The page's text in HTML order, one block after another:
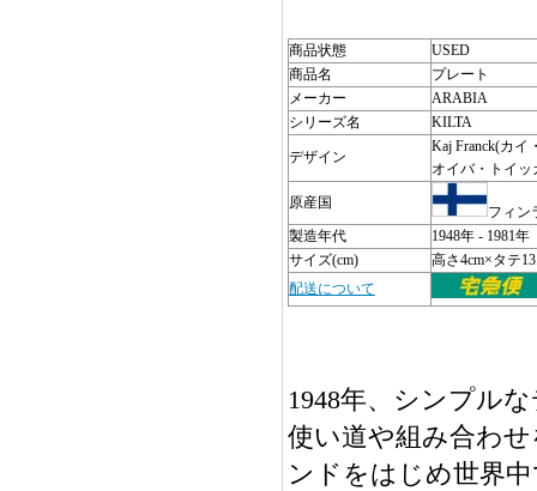
商品状態
USED
商品名
プレート
メーカー
ARABIA
シリーズ名
KILTA
デザイン
Kaj Franck(カイ
オイバ・トイ
原産国
フィン
製造年代
1948年 - 1981年
サイズ(cm)
高さ4cm×タテ
配送について
1948年、シンプル
使い道や組み合わ
ンドをはじめ世界